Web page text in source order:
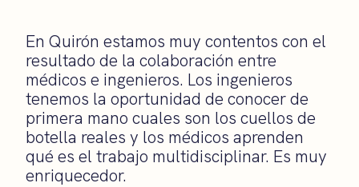
En Quirón estamos muy contentos con el
resultado de la colaboración entre
médicos e ingenieros. Los ingenieros
tenemos la oportunidad de conocer de
primera mano cuales son los cuellos de
botella reales y los médicos aprenden
qué es el trabajo multidisciplinar. Es muy
enriquecedor.